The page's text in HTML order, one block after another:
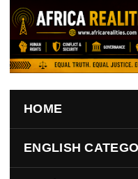
Skip
HOME
ENGLISH